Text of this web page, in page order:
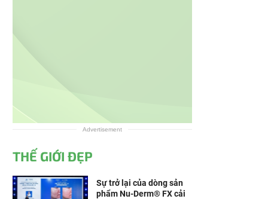
Advertisement
THẾ GIỚI ĐẸP
Sự trở lại của dòng sản
phẩm Nu-Derm® FX cải